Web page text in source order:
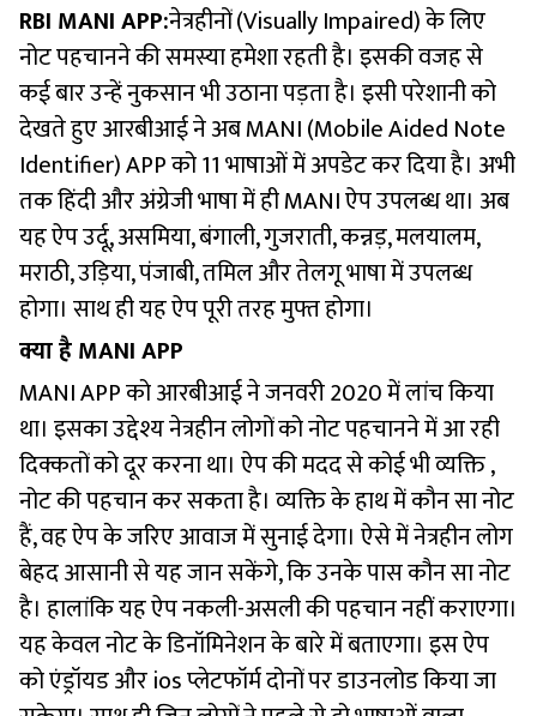
RBI MANI APP:नेत्रहीनों (Visually Impaired) के लिए
नोट पहचानने की समस्या हमेशा रहती है। इसकी वजह से
कई बार उन्हें नुकसान भी उठाना पड़ता है। इसी परेशानी को
देखते हुए आरबीआई ने अब MANI (Mobile Aided Note
Identifier) APP को 11 भाषाओं में अपडेट कर दिया है। अभी
तक हिंदी और अंग्रेजी भाषा में ही MANI ऐप उपलब्ध था। अब
यह ऐप उर्दू, असमिया, बंगाली, गुजराती, कन्नड़, मलयालम,
मराठी, उड़िया, पंजाबी, तमिल और तेलगू भाषा में उपलब्ध
होगा। साथ ही यह ऐप पूरी तरह मुफ्त होगा।
क्या है MANI APP
MANI APP को आरबीआई ने जनवरी 2020 में लांच किया
था। इसका उद्देश्य नेत्रहीन लोगों को नोट पहचानने में आ रही
दिक्कतों को दूर करना था। ऐप की मदद से कोई भी व्यक्ति ,
नोट की पहचान कर सकता है। व्यक्ति के हाथ में कौन सा नोट
हैं, वह ऐप के जरिए आवाज में सुनाई देगा। ऐसे में नेत्रहीन लोग
बेहद आसानी से यह जान सकेंगे, कि उनके पास कौन सा नोट
है। हालांकि यह ऐप नकली-असली की पहचान नहीं कराएगा।
यह केवल नोट के डिनॉमिनेशन के बारे में बताएगा। इस ऐप
को एंड्रॉयड और ios प्लेटफॉर्म दोनों पर डाउनलोड किया जा